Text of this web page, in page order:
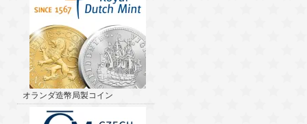
オランダ造幣局製コイン